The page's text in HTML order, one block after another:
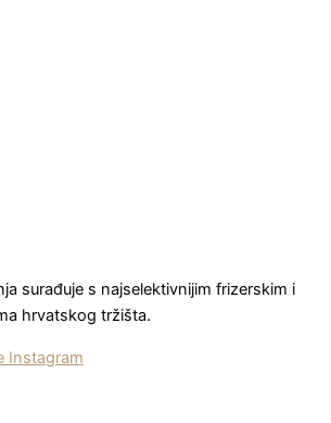
surađuje s najselektivnijim frizerskim i
hrvatskog tržišta.
Instagram